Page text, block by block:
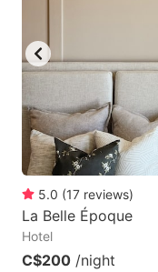
5.0 (17 reviews)
La Belle Époque
Hotel
C$200 /night